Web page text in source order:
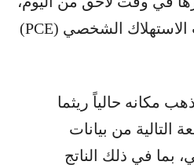
مع ترقب بيانات نفقات الاستهلاك الشخصي (PCE)
مكانه حالياً ريثما
التالية من بيانات
بما في ذلك الناتج